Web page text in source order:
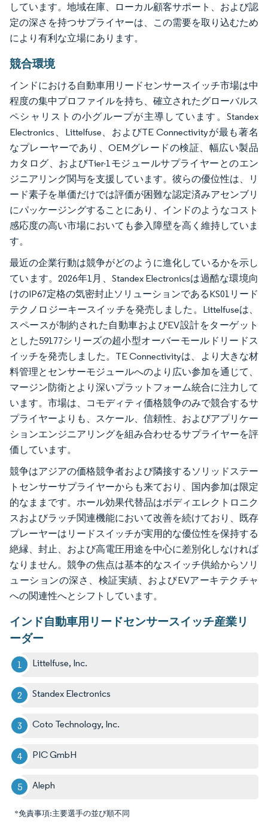
しています。地域在庫、ローカル顧客サポート、および認
定の深さを持つサプライヤーは、この需要を取り込むため
により有利な立場にあります。
競合環境
インドにおける自動車用リードセンサースイッチ市場は中
程度の集中プロファイルを持ち、確立されたグローバルス
ペシャリストの小グループが主導しています。Standex
Electronics、Littelfuse、およびTE Connectivityが最も著名
なプレーヤーであり、OEMグレードの検証、幅広い製品
カタログ、およびTier-1モジュールサプライヤーとのエン
ジニアリング関与を支援しています。彼らの優位性は、リ
ード素子を単価だけでは評価が困難な認定済みアセンブリ
にパッケージングすることにあり、インドのようなコスト
感応度の高い市場においても参入障壁を高く維持していま
す。
最近の企業行動は競争がどのように進化しているかを示し
ています。2026年1月、Standex Electronicsは過酷な環境向
けのIP67定格の気密封止ソリューションであるKS01リード
テクノロジーキースイッチを発売しました。Littelfuseは、
スペースが制約された自動車およびEV設計をターゲット
とした59177シリーズの超小型オーバーモールドリードス
イッチを発売しました。TE Connectivityは、より大きな材
料管理とセンサーモジュールへのより広い参加を通じて、
マージン防衛とより深いプラットフォーム統合に注力して
います。市場は、コモディティ価格競争のみで競合するサ
プライヤーよりも、スケール、信頼性、およびアプリケー
ションエンジニアリングを組み合わせるサプライヤーを評
価しています。
競争はアジアの価格競争者および隣接するソリッドステー
トセンサーサプライヤーからも来ており、国内参加は限定
的なままです。ホール効果代替品はボディエレクトロニク
スおよびラッチ関連機能において改善を続けており、既存
プレーヤーはリードスイッチが実用的な優位性を保持する
絶縁、封止、および高電圧用途を中心に差別化しなければ
なりません。競争の焦点は基本的なスイッチ供給からソリ
ューションの深さ、検証実績、およびEVアーキテクチャ
への関連性へとシフトしています。
インド自動車用リードセンサースイッチ産業リ
ーダー
Littelfuse, Inc.
Standex Electronics
Coto Technology, Inc.
PIC GmbH
Aleph
*免責事項:主要選手の並び順不同